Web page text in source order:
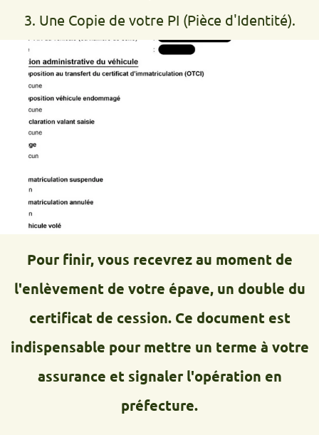
3. Une Copie de votre PI (Pièce d'Identité).
Pour finir, vous recevrez au moment de
l'enlèvement de votre épave, un double du
certificat de cession. Ce document est
indispensable pour mettre un terme à votre
assurance et signaler l'opération en
préfecture.